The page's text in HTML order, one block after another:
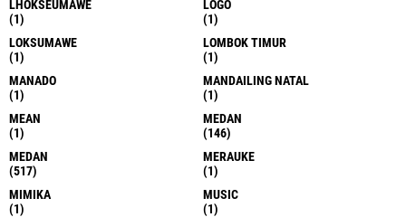
LHOKSEUMAWE
(1)
LOGO
(1)
LOKSUMAWE
(1)
LOMBOK TIMUR
(1)
MANADO
(1)
MANDAILING NATAL
(1)
MEAN
(1)
MEDAN
(146)
MEDAN
(517)
MERAUKE
(1)
MIMIKA
(1)
MUSIC
(1)